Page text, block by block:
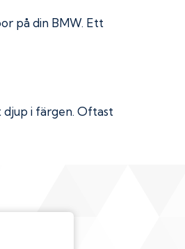
på din BMW. Ett
i färgen. Oftast